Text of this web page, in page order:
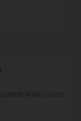
Mini Cooper